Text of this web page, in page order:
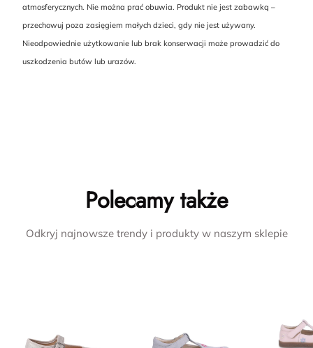
atmosferycznych. Nie można prać obuwia. Produkt nie jest zabawką –
przechowuj poza zasięgiem małych dzieci, gdy nie jest używany.
Nieodpowiednie użytkowanie lub brak konserwacji może prowadzić do
uszkodzenia butów lub urazów.
Polecamy także
Odkryj najnowsze trendy i produkty w naszym sklepie